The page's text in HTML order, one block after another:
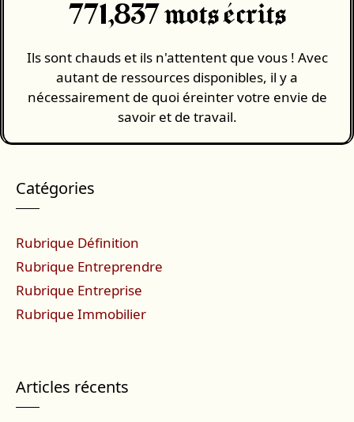
771,837 mots écrits
Ils sont chauds et ils n'attentent que vous ! Avec
autant de ressources disponibles, il y a
nécessairement de quoi éreinter votre envie de
savoir et de travail.
Catégories
Rubrique Définition
Rubrique Entreprendre
Rubrique Entreprise
Rubrique Immobilier
Articles récents